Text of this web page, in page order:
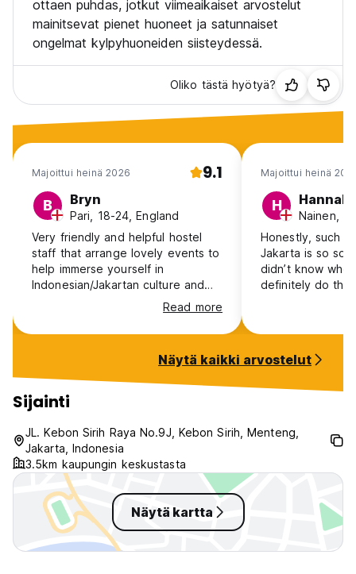
ottaen puhdas, jotkut viimeaikaiset arvostelut
mainitsevat pienet huoneet ja satunnaiset
ongelmat kylpyhuoneiden siisteydessä.
Oliko tästä hyötyä?
Majoittui heinä 2026 9.1
B Bryn
Pari, 18-24, England
Very friendly and helpful hostel
staff that arrange lovely events to
help immerse yourself in
Indonesian/Jakartan culture and
recommendations for places to
eat and go. Hostel felt safe and
Read more
Majoittui heinä
H Hannah
Nainen,
Honestly, such
Jakarta is so so
didn’t know
definitely do the
She gave
to see- as well
super clean
solo girl, would
recommend!! 🌟
Näytä kaikki arvostelut
Sijainti
JL. Kebon Sirih Raya No.9J, Kebon Sirih, Menteng,
Jakarta, Indonesia
3.5km kaupungin keskustasta
Näytä kartta